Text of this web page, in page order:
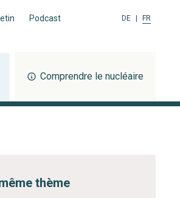
Podcast DE FR
Comprendre le nucléaire
thème